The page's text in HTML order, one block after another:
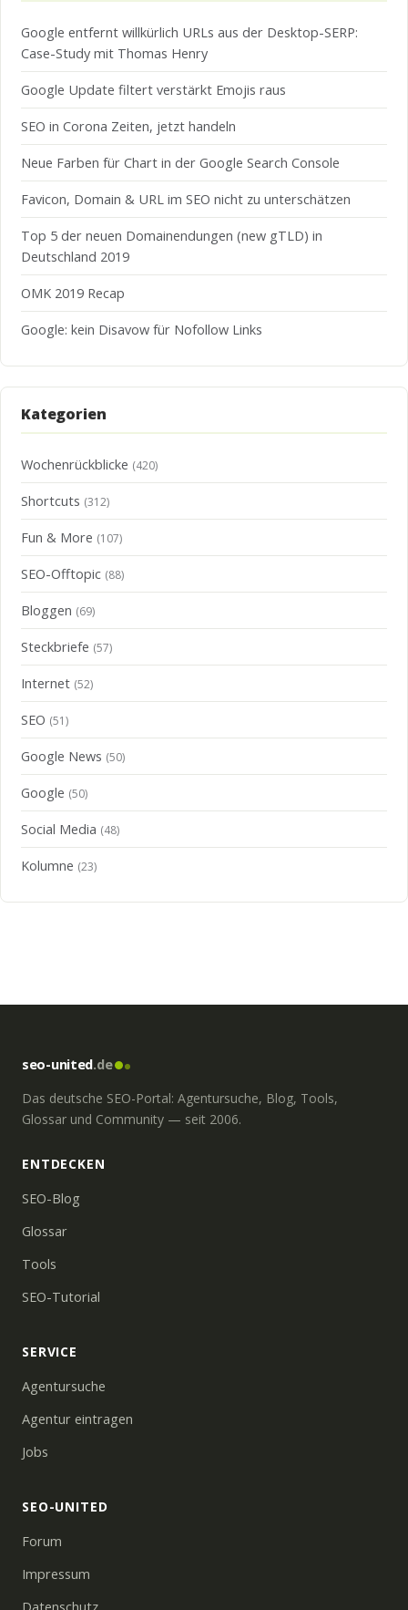
Google entfernt willkürlich URLs aus der Desktop-SERP:
Case-Study mit Thomas Henry
Google Update filtert verstärkt Emojis raus
SEO in Corona Zeiten, jetzt handeln
Neue Farben für Chart in der Google Search Console
Favicon, Domain & URL im SEO nicht zu unterschätzen
Top 5 der neuen Domainendungen (new gTLD) in
Deutschland 2019
OMK 2019 Recap
Google: kein Disavow für Nofollow Links
Kategorien
Wochenrückblicke (420)
Shortcuts (312)
Fun & More (107)
SEO-Offtopic (88)
Bloggen (69)
Steckbriefe (57)
Internet (52)
SEO (51)
Google News (50)
Google (50)
Social Media (48)
Kolumne (23)
seo-united.de
Das deutsche SEO-Portal: Agentursuche, Blog, Tools,
Glossar und Community — seit 2006.
ENTDECKEN
SEO-Blog
Glossar
Tools
SEO-Tutorial
SERVICE
Agentursuche
Agentur eintragen
Jobs
SEO-UNITED
Forum
Impressum